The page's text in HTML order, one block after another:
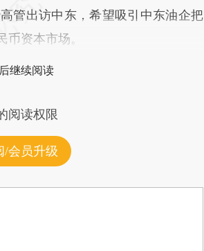
出访中东，希望吸引中东油企把
资本市场。
继续阅读
阅读权限
/会员升级